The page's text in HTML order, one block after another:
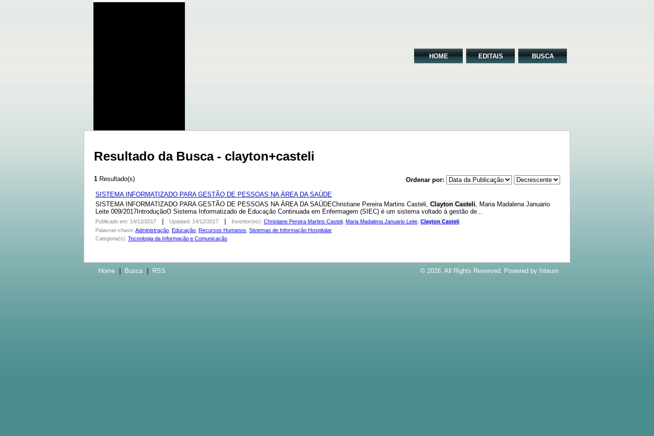
HOME EDITAIS BUSCA
Resultado da Busca - clayton+casteli
1 Resultado(s)
Ordenar por:
SISTEMA INFORMATIZADO PARA GESTÃO DE PESSOAS NA ÁREA DA SAÚDE
SISTEMA INFORMATIZADO PARA GESTÃO DE PESSOAS NA ÁREA DA SAÚDEChristiane Pereira Martins Casteli, Clayton Casteli , Maria Madalena Januario
Leite 009/2017IntroduçãoO Sistema Informatizado de Educação Continuada em Enfermagem (SIEC) é um sistema voltado à gestão de...
Publicado em: 14/12/2017 Updated: 14/12/2017 Inventor(es): Christiane Pereira Martins Casteli Maria Madalena Januario Leite Clayton Casteli
Palavras-chave: Administração Educação Recursos Humanos Sistemas de Informação Hospitalar
Categoria(s): Tecnologia da Informação e Comunicação
Home Busca RSS © 2026. All Rights Reserved. Powered by Inteum